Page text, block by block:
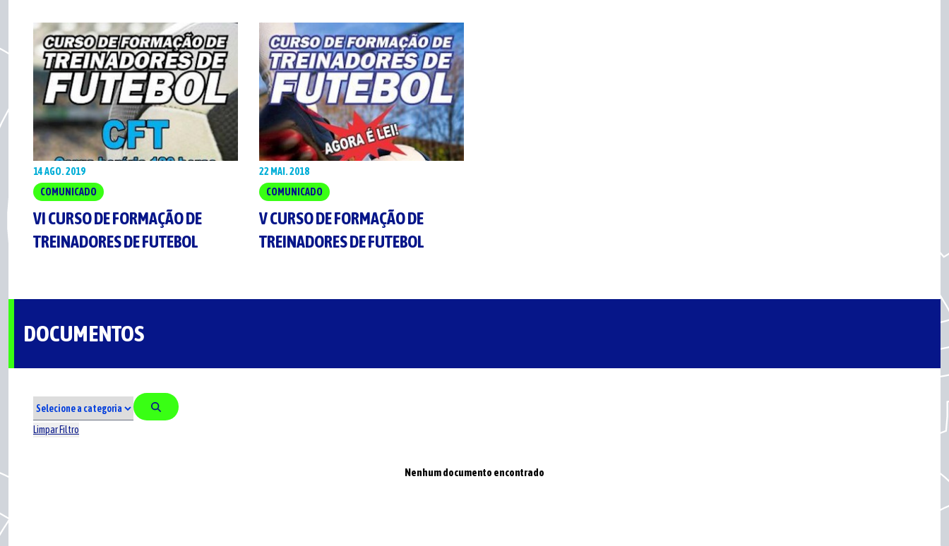
14 AGO. 2019
COMUNICADO
VI CURSO DE FORMAÇÃO DE
TREINADORES DE FUTEBOL
22 MAI. 2018
COMUNICADO
V CURSO DE FORMAÇÃO DE
TREINADORES DE FUTEBOL
DOCUMENTOS
Limpar Filtro
Nenhum documento encontrado